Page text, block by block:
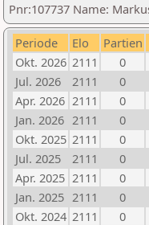
Pnr:107737 Name:
Periode Elo Partien
Okt. 2026 2111 0
Jul. 2026
2111 0
Apr. 2026 2111 0
Jan. 2026 2111 0
Okt. 2025 2111 0
Jul. 2025
2111 0
Apr. 2025 2111 0
Jan. 2025 2111 0
Okt. 2024 2111 0